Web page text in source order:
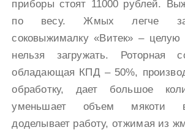
приборы стоят 11000 рублей.
по весу. Жмых легче
соковыжималку «Витек» – целую
нельзя загружать. Роторная
обладающая КПД – 50%,
обработку, дает большое
уменьшает объем мякоти
доделывает работу, отжимая из